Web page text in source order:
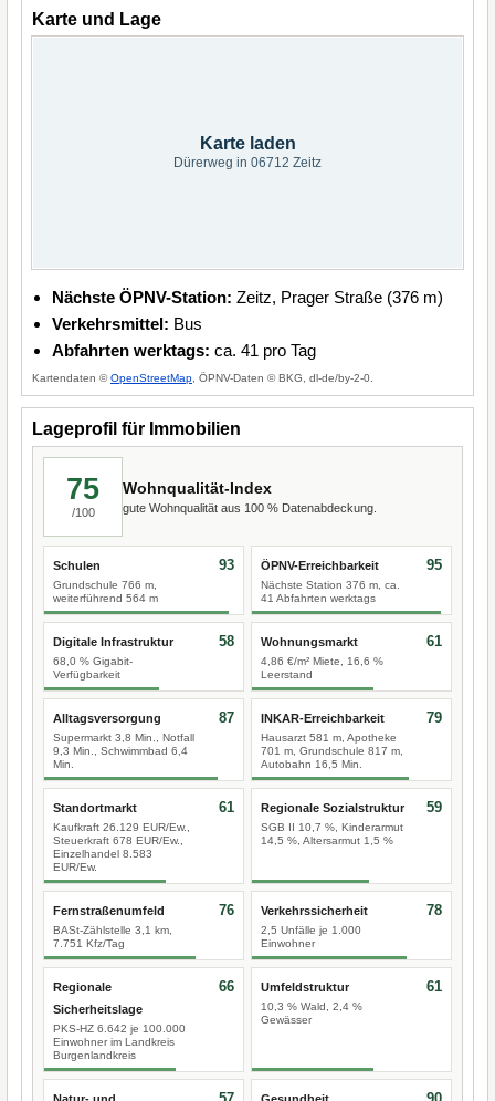
Karte und Lage
Karte laden
Dürerweg in 06712 Zeitz
Nächste ÖPNV-Station: Zeitz, Prager Straße (376 m)
Verkehrsmittel: Bus
Abfahrten werktags: ca. 41 pro Tag
Kartendaten ©OpenStreetMap , ÖPNV-Daten © BKG, dl-de/by-2-0.
Lageprofil für Immobilien
75
/100
Wohnqualität-Index
gute Wohnqualität aus 100 % Datenabdeckung.
Schulen
Grundschule 766 m,
weiterführend 564 m
93 ÖPNV-Erreichbarkeit
Nächste Station 376 m, ca.
41 Abfahrten werktags
95
Digitale Infrastruktur
68,0 % Gigabit-
Verfügbarkeit
58 Wohnungsmarkt
4,86 €/m² Miete, 16,6 %
Leerstand
61
Alltagsversorgung
Supermarkt 3,8 Min., Notfall
9,3 Min., Schwimmbad 6,4
Min.
87 INKAR-Erreichbarkeit
Hausarzt 581 m, Apotheke
701 m, Grundschule 817 m,
Autobahn 16,5 Min.
79
Standortmarkt
Kaufkraft 26.129 EUR/Ew.,
Steuerkraft 678 EUR/Ew.,
Einzelhandel 8.583
EUR/Ew.
61 Regionale Sozialstruktur
SGB II 10,7 %, Kinderarmut
14,5 %, Altersarmut 1,5 %
59
Fernstraßenumfeld
BASt-Zählstelle 3,1 km,
7.751 Kfz/Tag
76 Verkehrssicherheit
2,5 Unfälle je 1.000
Einwohner
78
Regionale
Sicherheitslage
PKS-HZ 6.642 je 100.000
Einwohner im Landkreis
Burgenlandkreis
66 Umfeldstruktur
10,3 % Wald, 2,4 %
Gewässer
61